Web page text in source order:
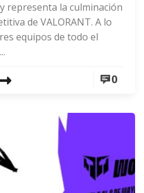
representa la culminación
de VALORANT. A lo
equipos de todo el
0